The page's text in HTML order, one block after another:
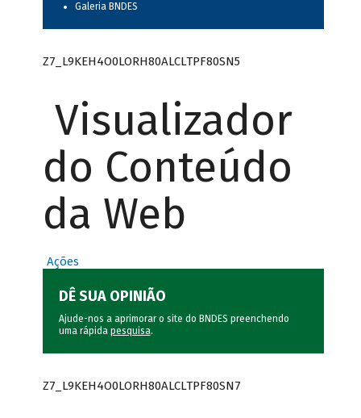
Galeria BNDES
Z7_L9KEH4O0LORH80ALCLTPF80SN5
Visualizador
do Conteúdo
da Web
Ações
DÊ SUA OPINIÃO
Ajude-nos a aprimorar o site do BNDES preenchendo
uma rápida pesquisa.
Z7_L9KEH4O0LORH80ALCLTPF80SN7